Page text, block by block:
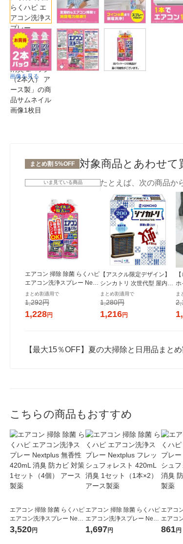
画像を見る
まとめ割 5%OFF 対象商品とあわせて
いま見ている商品
エアコン 掃除 除菌 らくハピ
エアコン洗浄スプレー Nextp
lus エアリーフローラル 420
mL 消臭 1パック（2本入）
まとめ割適用で
1,292円
1,228円
たとえば、次の商品か
【アスクル限定デザイン】
シンカトリ 次世代型 屋内蚊
取り 電源不要 ブラウン容器
200日 無臭 蚊 駆除 玄関 KIN
CHO キンチョー 1セット 限
定
まとめ割適用で
1,280円
1,216円
ホ
ま
【最大15％OFF】夏の大掃除と日用品まとめ
こちらの商品もおすすめ
エアコン 掃除 除菌 らくハピ
エアコン洗浄スプレー Nextp
lus 無香性 420mL 消臭 防カ
3,520円
エアコン 掃除 除菌 らくハピ
エアコン洗浄スプレー Nextp
lus フレッシュフォレスト 4
1,697円
エアコ
エアコ
lus フレ
861円